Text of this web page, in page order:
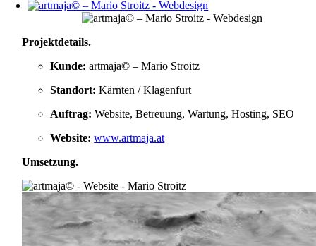
Projektdetails.
Kunde:artmaja© – Mario Stroitz
Standort: Kärnten / Klagenfurt
Auftrag: Website, Betreuung, Wartung, Hosting, SEO
Website: www.artmaja.at
Umsetzung.